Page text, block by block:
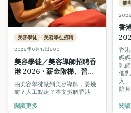
美容學徒 美容學徒招聘
2026年6月17日500
美容學徒／美容導師招聘香
港 2026・薪金階梯、晉
升、考牌完整路線
由美容學徒做到美容導師，要幾
耐？人工點走？本文拆解香港美
$13K 起步、導師時薪 $400–
閱讀更多
催
2026
香
的
香
媽
乳
催
入
陪
閱